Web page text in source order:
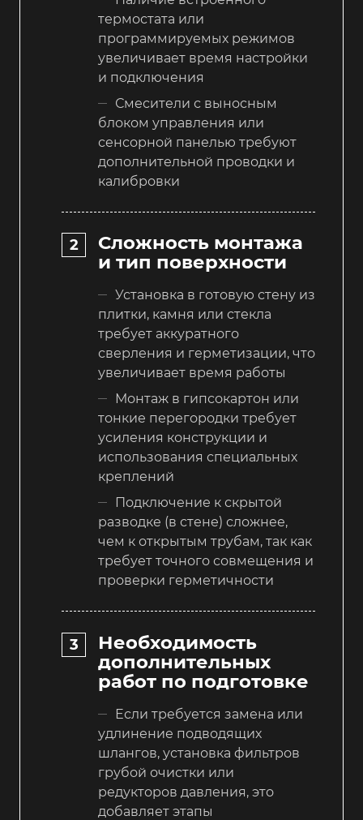
термостата или
программируемых режимов
увеличивает время настройки
и подключения
Смесители с выносным
блоком управления или
сенсорной панелью требуют
дополнительной проводки и
калибровки
Сложность монтажа
и тип поверхности
Установка в готовую стену из
плитки, камня или стекла
требует аккуратного
сверления и герметизации, что
увеличивает время работы
Монтаж в гипсокартон или
тонкие перегородки требует
усиления конструкции и
использования специальных
креплений
Подключение к скрытой
разводке (в стене) сложнее,
чем к открытым трубам, так как
требует точного совмещения и
проверки герметичности
Необходимость
дополнительных
работ по подготовке
Если требуется замена или
удлинение подводящих
шлангов, установка фильтров
грубой очистки или
редукторов давления, это
добавляет этапы